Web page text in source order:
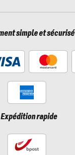
simple et sécurisé
Expédition rapide